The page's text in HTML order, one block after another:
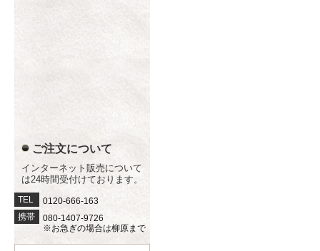
ご注文について
インターネット販売について
は24時間受付けております。
TEL
0120-666-163
携帯
080-1407-9726
※お急ぎの場合は柳原まで